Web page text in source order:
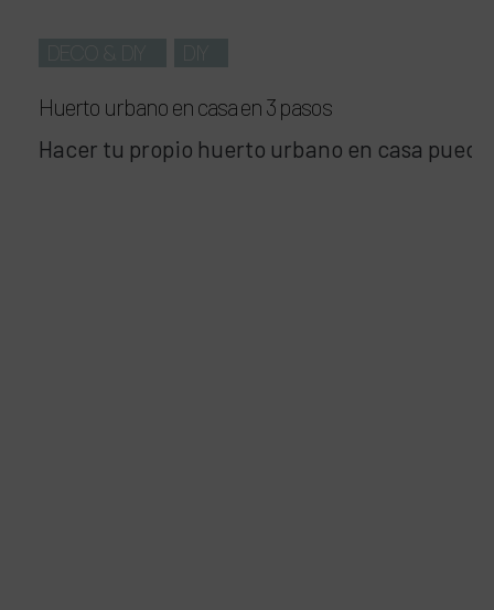
Huerto urbano en casa en 3 pasos
Hacer tu propio huerto urbano en casa